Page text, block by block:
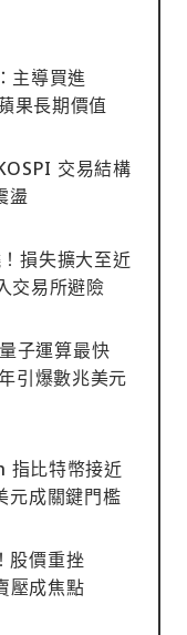
主導買進
果長期價值
交易結構
盪
損失擴大至近
交易所避險
子運算最快
引爆數兆美元
指比特幣接近
元成關鍵門檻
股價重挫
壓成焦點